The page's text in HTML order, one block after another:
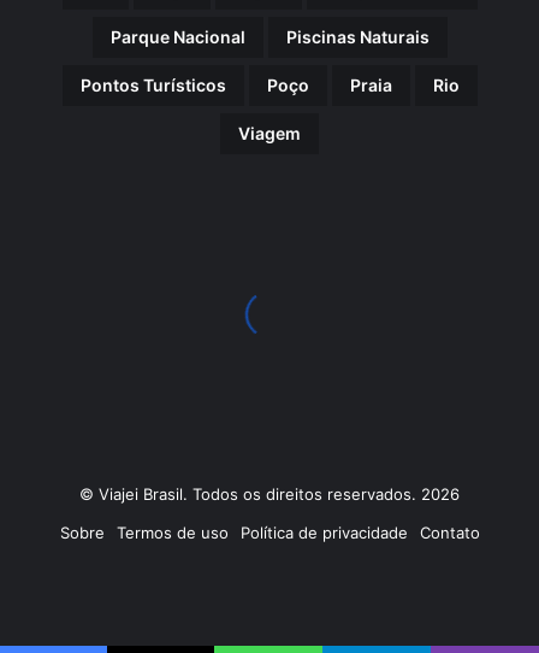
Parque Nacional Piscinas Naturais
Pontos Turísticos Poço Praia Rio
Viagem
© Viajei Brasil. Todos os direitos reservados. 2026
Sobre
Termos de uso Política de privacidade Contato